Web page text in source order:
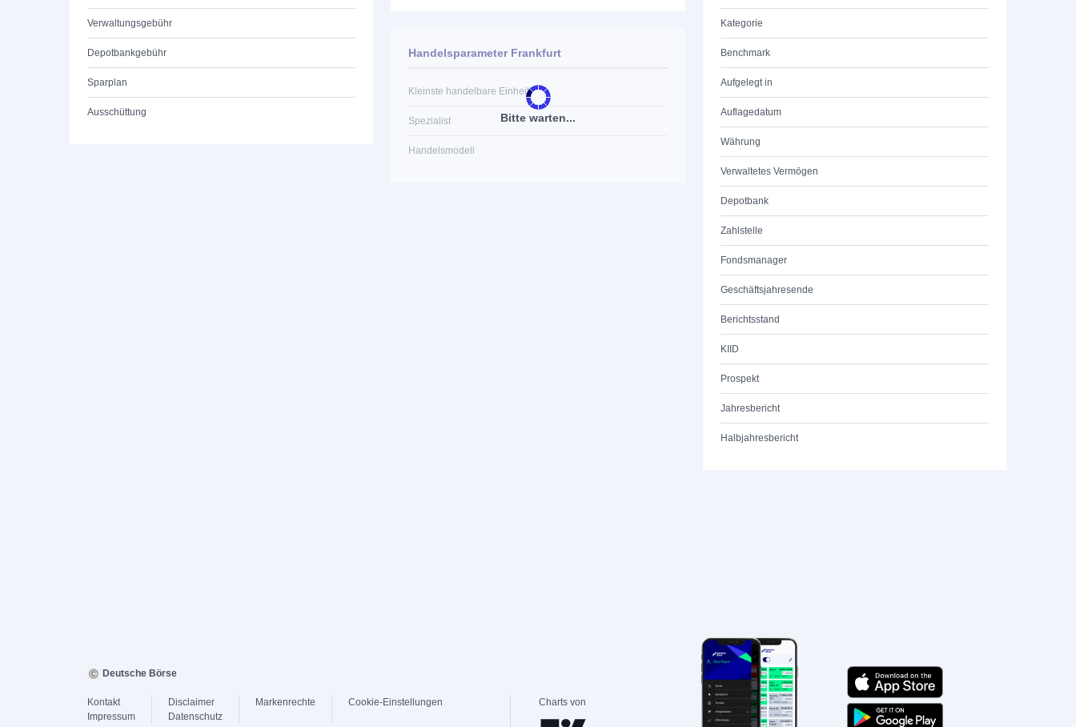
Verwaltungsgebühr
Depotbankgebühr
Sparplan
Ausschüttung Bitte warten...
Handelsparameter Frankfurt
Kleinste handelbare Einheit
Spezialist
Handelsmodell
Kategorie
Benchmark
Aufgelegt in
Auflagedatum
Währung
Verwaltetes Vermögen
Depotbank
Zahlstelle
Fondsmanager
Geschäftsjahresende
Berichtsstand
KIID
Prospekt
Jahresbericht
Halbjahresbericht
Deutsche Börse
Kontakt
Impressum
Disclaimer
Datenschutz
Markenrechte Cookie-Einstellungen Charts von